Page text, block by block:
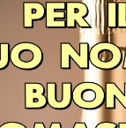
Accedi